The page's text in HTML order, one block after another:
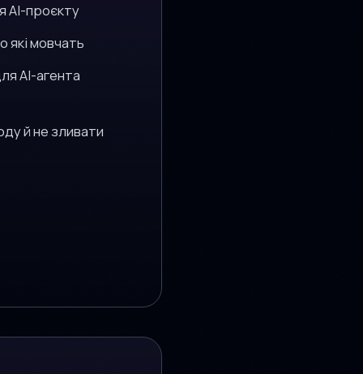
AI-проєкту
які мовчать
AI-агента
й не зливати